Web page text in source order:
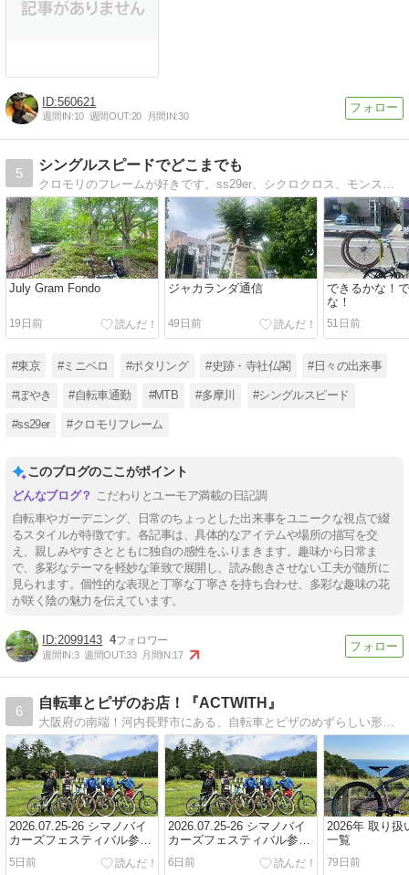
560621
週間IN:10 週間OUT:20 月間IN:30
5
シングルスピードでどこまでも
クロモリのフレームが好きです。ss29er、シクロクロス、モンスタークロス、ミニベロできままにポタっています。
July Gram Fondo
19日前
ジャカランダ通信
49日前
できるかな！
な！
51日前
#東京 #ミニベロ #ポタリング #史跡・寺社仏閣 #日々の出来事
#ぼやき #自転車通勤 #MTB #多摩川 #シングルスピード
#ss29er #クロモリフレーム
このブログのここがポイント
こだわりとユーモア満載の日記調
自転車やガーデニング、日常のちょっとした出来事をユニークな視点で綴
るスタイルが特徴です。各記事は、具体的なアイテムや場所の描写を交
え、親しみやすさとともに独自の感性をふりまきます。趣味から日常ま
で、多彩なテーマを軽妙な筆致で展開し、読み飽きさせない工夫が随所に
見られます。個性的な表現と丁寧な丁寧さを持ち合わせ、多彩な趣味の花
が咲く陰の魅力を伝えています。
2099143 4
週間IN:3 週間OUT:33 月間IN:17
6
自転車とピザのお店！『ACTWITH』
大阪府の南端！河内長野市にある、自転車とピザのめずらしい形のおしゃれなお店！自転車はロード、MTB、一般車、電動、子供車等なんでも対応！販売修理、カスタム、ポジション出し等も対応。飲食は、アメリカンスタイルのピザを提供！
2026.07.25-26 シマノバイ
カーズフェスティバル参
戦！2日目 富士見パノラマ
5日前
2026.07.25-26 シマノバイ
カーズフェスティバル参
戦！1日目 白馬岩岳
6日前
2026年 取り扱
一覧
79日前